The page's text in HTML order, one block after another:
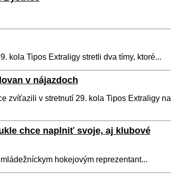
kola Tipos Extraligy stretli dva tímy, ktoré...
v nájazdoch
zvíťazili v stretnutí 29. kola Tipos Extraligy na
chce naplniť svoje, aj klubové
hokejovým reprezentant...